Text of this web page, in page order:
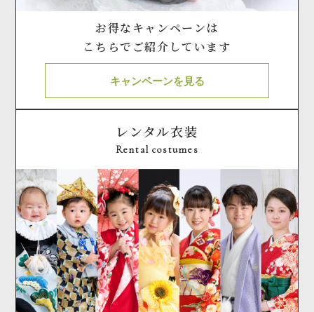
お得なキャンペーンは
こちらでご紹介しています
キャンペーンを見る
レンタル衣装
Rental costumes